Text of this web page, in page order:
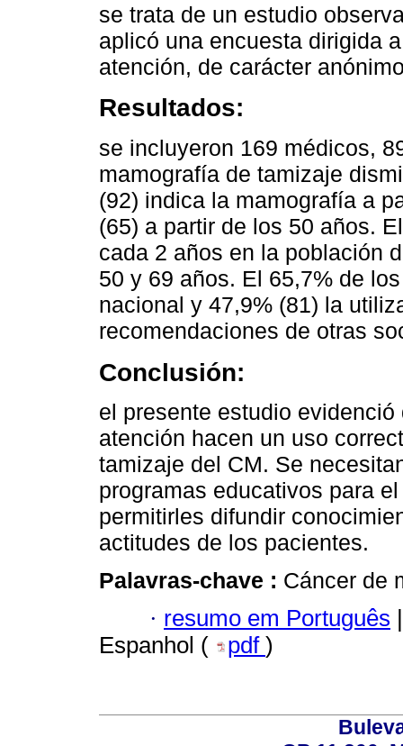
se trata de un estudio
aplicó una encuesta dirigida
atención, de carácter
Resultados:
se incluyeron 169 médicos,
mamografía de tamizaje
(92) indica la mamografía a
(65) a partir de los 50 años.
cada 2 años en la población
50 y 69 años. El 65,7% de
nacional y 47,9% (81) la
recomendaciones de otras
Conclusión:
el presente estudio
atención hacen un uso
tamizaje del CM. Se
programas educativos para
permitirles difundir
actitudes de los pacientes.
Palavras-chave : Cáncer de
· resumo em Português
Espanhol (
pdf )